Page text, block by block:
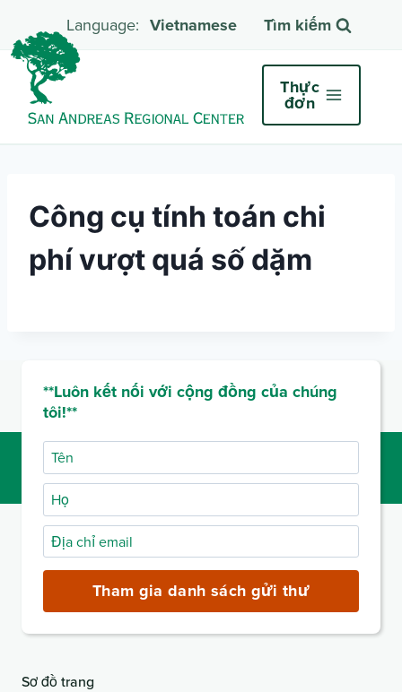
Vietnamese Tìm kiếm
Thực
đơn
Công cụ tính toán chi
phí vượt quá số dặm
**Luôn kết nối với cộng đồng của chúng
tôi!**
Tên
Họ
Địa
chỉ
(bắt
buộc)
Tham gia danh sách gửi thư
Sơ đồ trang